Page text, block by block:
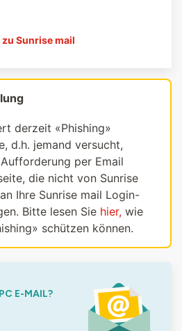
zu Sunrise mail
derzeit «Phishing»
d.h. jemand versucht,
per Email
die nicht von Sunrise
Ihre Sunrise mail Login-
Bitte lesen Sie hier, wie
schützen können.
E-MAIL?